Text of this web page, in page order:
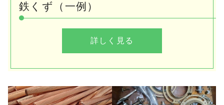
鉄くず（一例）
詳しく見る